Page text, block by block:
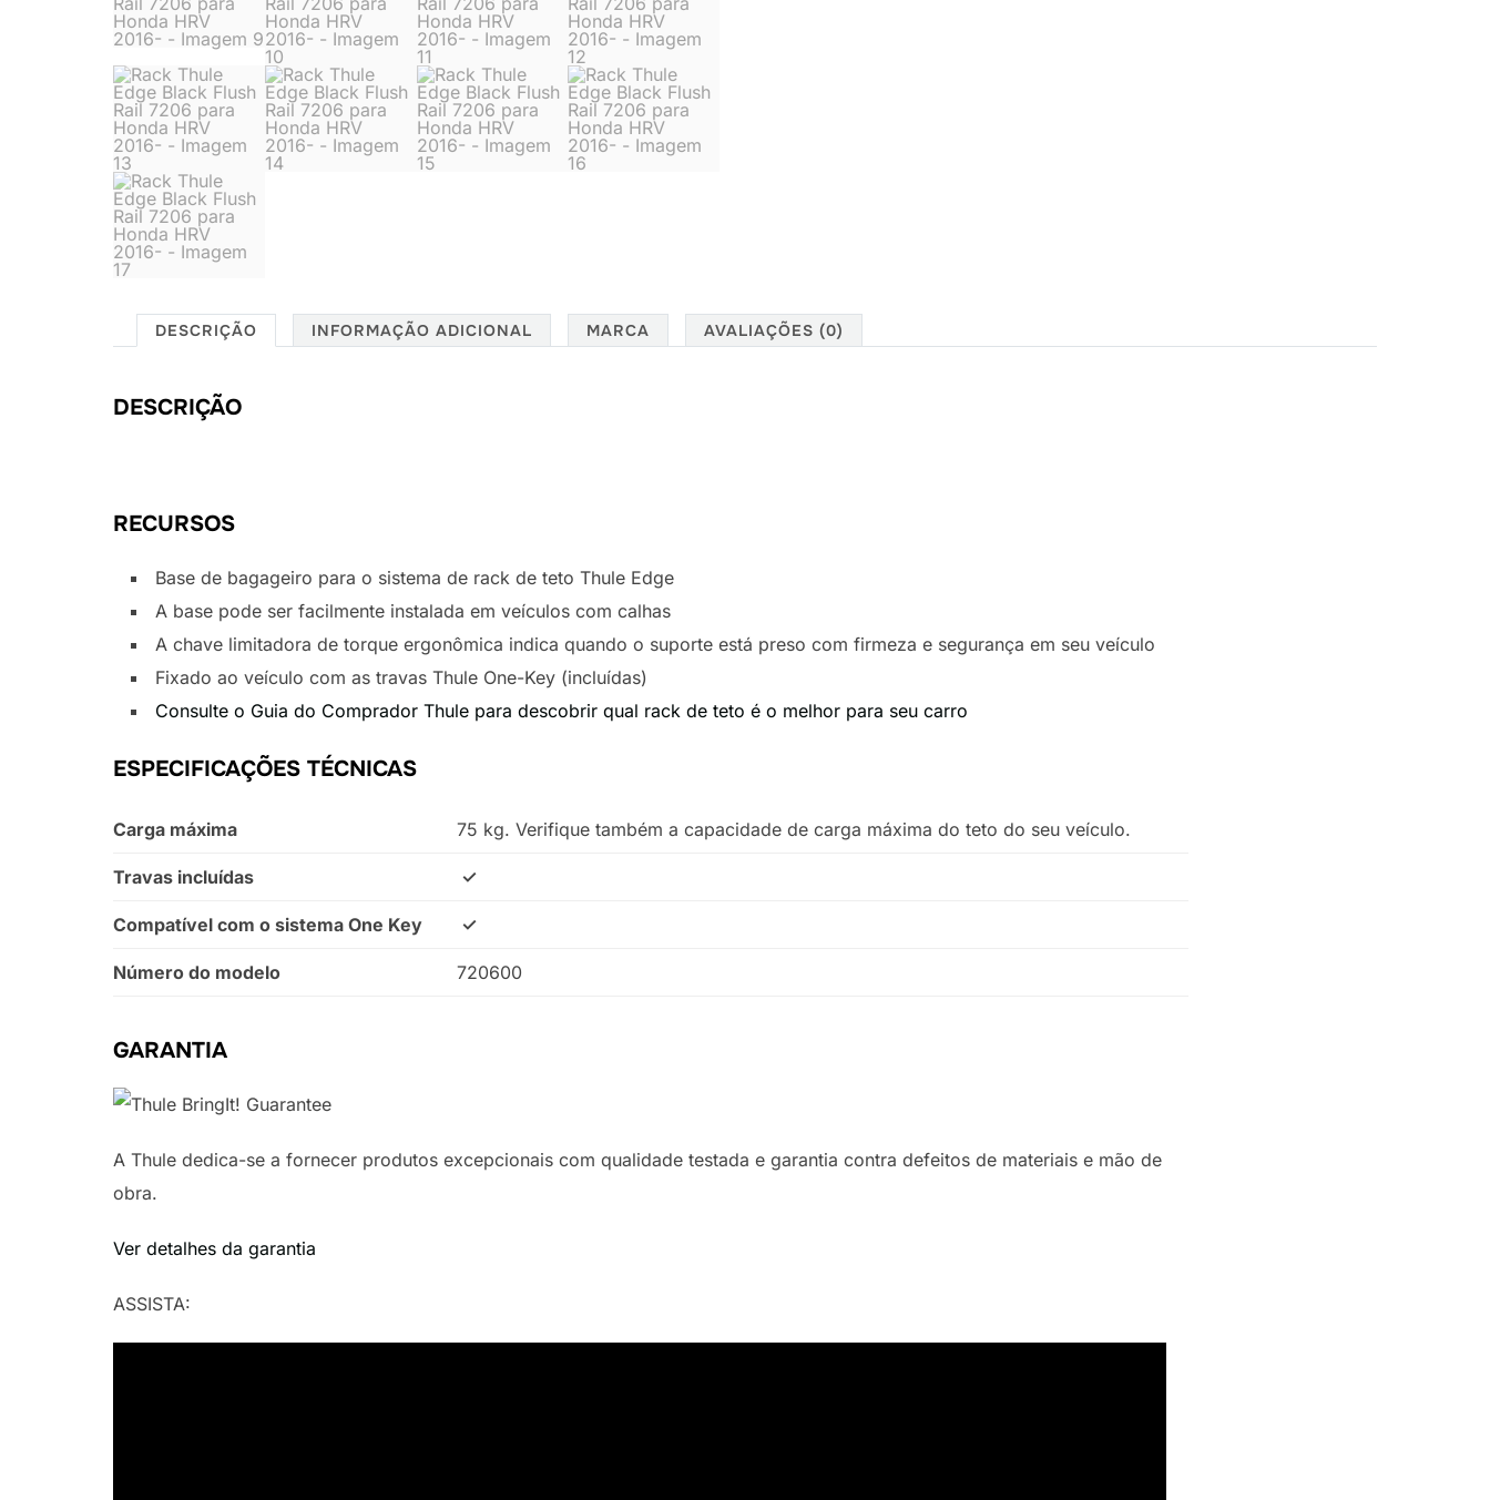
DESCRIÇÃO INFORMAÇÃO ADICIONAL MARCA AVALIAÇÕES (0)
DESCRIÇÃO
RECURSOS
Base de bagageiro para o sistema de rack de teto Thule Edge
A base pode ser facilmente instalada em veículos com calhas
A chave limitadora de torque ergonômica indica quando o suporte está preso com firmeza e segurança em seu veículo
Fixado ao veículo com as travas Thule One-Key (incluídas)
Consulte o Guia do Comprador Thule para descobrir qual rack de teto é o melhor para seu carro
ESPECIFICAÇÕES TÉCNICAS
Carga máxima 75 kg. Verifique também a capacidade de carga máxima do teto do seu veículo.
Travas incluídas ✓
Compatível com o sistema One Key ✓
Número do modelo 720600
GARANTIA
A Thule dedica-se a fornecer produtos excepcionais com qualidade testada e garantia contra defeitos de materiais e mão de
obra.
Ver detalhes da garantia
ASSISTA: